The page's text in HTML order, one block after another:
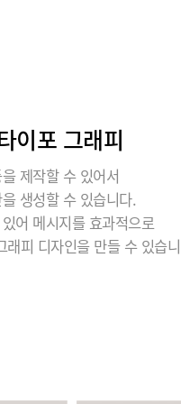
이포 그래피
제작할 수 있어서
생성할 수 있습니다.
어 메시지를 효과적으로
래피 디자인을 만들 수 있습